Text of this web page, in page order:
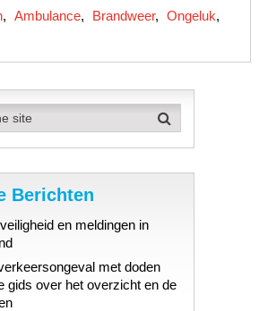
, Ambulance, Brandweer, Ongeluk,
Berichten
en meldingen in
met doden
gids over het overzicht en de